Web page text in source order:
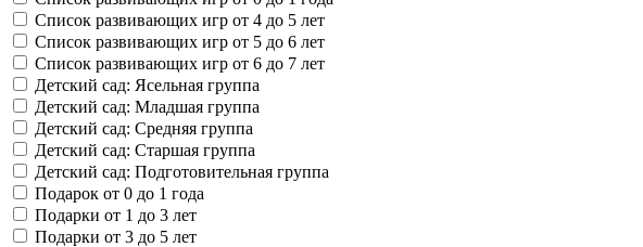
Список развивающих игр от 4 до 5 лет
Список развивающих игр от 5 до 6 лет
Список развивающих игр от 6 до 7 лет
Детский сад: Ясельная группа
Детский сад: Младшая группа
Детский сад: Средняя группа
Детский сад: Старшая группа
Детский сад: Подготовительная группа
Подарок от 0 до 1 года
Подарки от 1 до 3 лет
Подарки от 3 до 5 лет